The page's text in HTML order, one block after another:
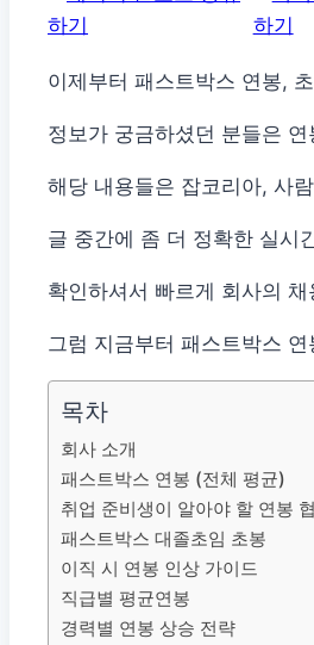
이제부터 패스트박스 연봉,
정보가 궁금하셨던 분들은
해당 내용들은 잡코리아, 사
글 중간에 좀 더 정확한 실시
확인하셔서 빠르게 회사의
그럼 지금부터 패스트박스
목차
회사 소개
패스트박스 연봉 (전체 평균)
취업 준비생이 알아야 할 연봉
패스트박스 대졸초임 초봉
이직 시 연봉 인상 가이드
직급별 평균연봉
경력별 연봉 상승 전략